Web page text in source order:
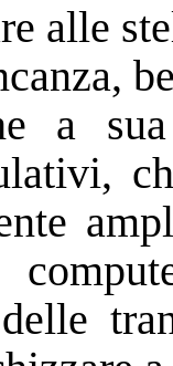
alle
a